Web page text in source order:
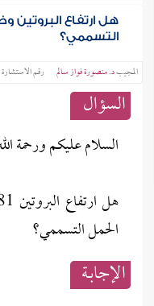
هل ارتفاع
التسممي؟
المجيبد. منصورة فواز سالم رقم الاستشارة
السؤال
السلام عليكم ورحمة
الحمل التسممي؟
الإجابــة